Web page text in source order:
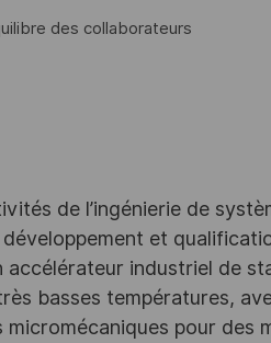
des collaborateurs
de l’ingénierie de
et
accélérateur industriel de
basses températures,
pour des